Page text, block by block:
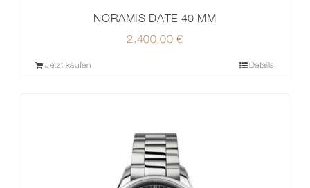
NORAMIS DATE 40 MM
2.400,00€
Jetzt kaufen Details